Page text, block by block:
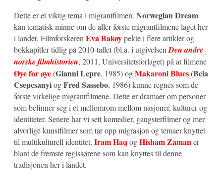
Dette er et viktig tema i migrantfilmen. Norwegian Dream
kan tematisk minne om de aller første migrantfilmene laget her
i landet. Filmforskeren Eva Bakøypekte i flere artikler og
bokkapitler tidlig på 2010-tallet (bl.a. i utgivelsen Den andre
norske filmhistorien, 2011, Universitetsforlaget) på at filmene
Øye for øye(Gianni Lepre, 1985) ogMakaroni Blues(Bela
CsepcsanyiogFred Sassebo, 1986) kunne regnes som de
første virkelige migrantfilmene. Dette er dramaer om personer
som befinner seg i et mellomrom mellom nasjoner, kulturer og
identiteter. Senere har vi sett komedier, gangsterfilmer og mer
alvorlige kunstfilmer som tar opp migrasjon og temaer knyttet
til multikulturell identitet. Iram Haq ogHisham Zamaner
blant de fremste regissørene som kan knyttes til denne
tradisjonen her i landet.